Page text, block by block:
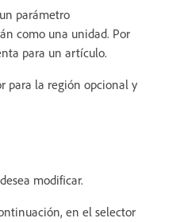
parámetro
como una unidad. Por
para un artículo.
para la región opcional y
modificar.
en el selector